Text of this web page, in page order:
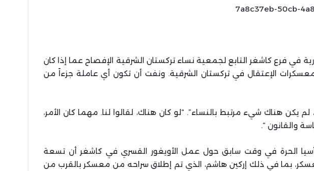
فرع كاشغر التابع لجمعية نساء تركستان الشرقية الإفصاح عما إذا كان
الإعتقال في تركستان الشرقية. ونفت أن تكون أي عاملة جزءاً من
لم يكن هناك شيء مرتبط بالنساء”. “لو كان هناك، لقالوا لنا. مهما كان الأمر،
والقانون “.
الحرة في وقت سابق حول عمل الأويغور القسري في كاشغر أن تسعة
بما في ذلك إركين هاشم، الذي تم إطلاق سراحه من معسكر بالقرب من